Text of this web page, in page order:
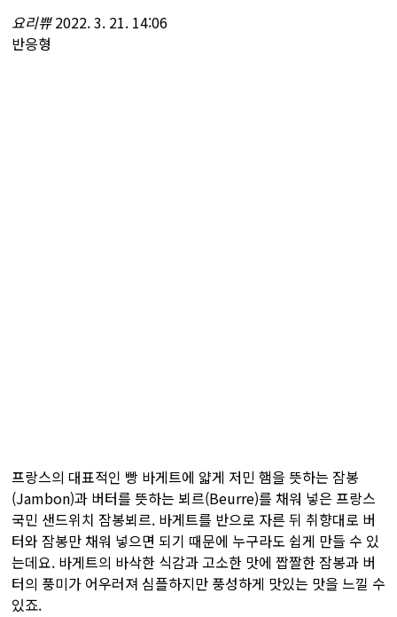
요리쀼 2022. 3. 21. 14:06
반응형
프랑스의 대표적인 빵 바게트에 얇게 저민 햄을 뜻하는 잠봉
(Jambon)과 버터를 뜻하는 뵈르(Beurre)를 채워 넣은 프랑스
국민 샌드위치 잠봉뵈르. 바게트를 반으로 자른 뒤 취향대로 버
터와 잠봉만 채워 넣으면 되기 때문에 누구라도 쉽게 만들 수 있
는데요. 바게트의 바삭한 식감과 고소한 맛에 짭짤한 잠봉과 버
터의 풍미가 어우러져 심플하지만 풍성하게 맛있는 맛을 느낄 수
있죠.